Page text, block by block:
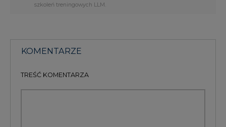
szkoleń treningowych LLM.
KOMENTARZE
TREŚĆ KOMENTARZA